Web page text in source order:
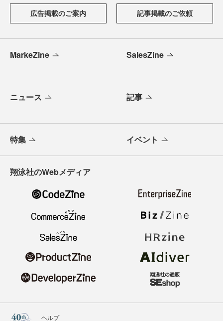
広告掲載のご案内 記事掲載のご依頼
MarkeZine SalesZine
ニュース 記事
特集 イベント
翔泳社のWebメディア
ヘルプ